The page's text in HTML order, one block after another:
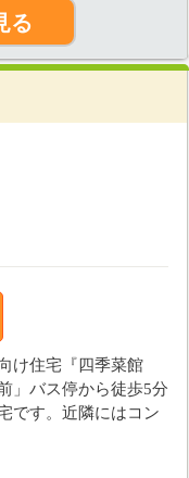
る
け住宅『四季菜館
」バス停から徒歩5分
です。近隣にはコン